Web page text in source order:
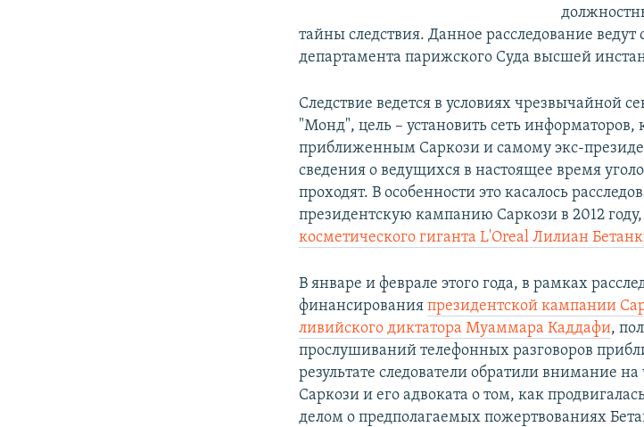
тайны следствия. Данное расследование
департамента парижского Суда высшей
Следствие ведется в условиях чрезвычайной
"Монд", цель – установить сеть информаторов,
приближенным Саркози и самому экс-
сведения о ведущихся в настоящее время
проходят. В особенности это касалось
президентскую кампанию Саркози в 2012
косметического гиганта L'Oreal Лилиан
В январе и феврале этого года, в рамках
финансированияпрезидентской кампании
ливийского диктатора Муаммара Каддафи,
прослушиваний телефонных разговоров
результате следователи обратили внимание
Саркози и его адвоката о том, как
делом о предполагаемых пожертвованиях